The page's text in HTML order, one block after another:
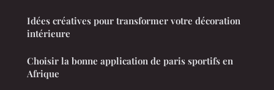
Idées créatives pour transformer votre décoration
intérieure
Choisir la bonne application de paris sportifs en
Afrique